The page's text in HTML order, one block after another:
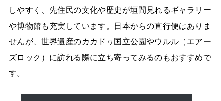
しやすく、先住民の文化や歴史が垣間見れるギャラリー
や博物館も充実しています。日本からの直行便はありま
せんが、世界遺産のカカドゥ国立公園やウルル（エアー
ズロック）に訪れる際に立ち寄ってみるのもおすすめで
す。